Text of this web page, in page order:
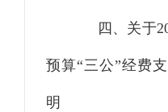
四、关于
预算“三公”经费
明